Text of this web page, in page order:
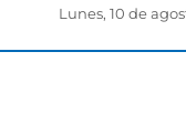
Lunes, 10 de